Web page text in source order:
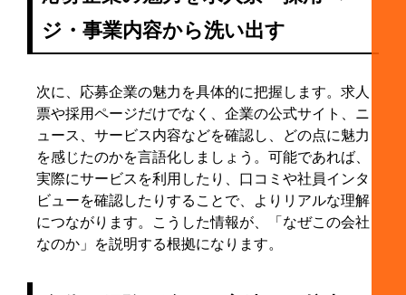
ジ・事業内容から洗い出す
次に、応募企業の魅力を具体的に把握します。求人
票や採用ページだけでなく、企業の公式サイト、ニ
ュース、サービス内容などを確認し、どの点に魅力
を感じたのかを言語化しましょう。可能であれば、
実際にサービスを利用したり、口コミや社員インタ
ビューを確認したりすることで、よりリアルな理解
につながります。こうした情報が、「なぜこの会社
なのか」を説明する根拠になります。